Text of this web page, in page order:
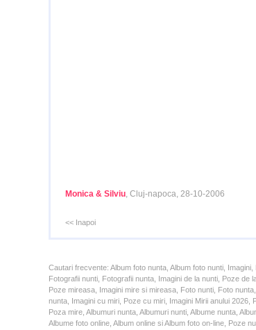
Monica & Silviu, Cluj-napoca, 28-10-2006
<< Inapoi
Cautari frecvente: Album foto nunta, Album foto nunti,
Fotografii nunti, Fotografii nunta, Imagini de la nunti, Poze
Poze mireasa, Imagini mire si mireasa, Foto nunti, Foto
nunta, Imagini cu miri, Poze cu miri, Imagini Mirii anului
Poza mire, Albumuri nunta, Albumuri nunti, Albume nunta,
Albume foto online, Album online si Album foto on-line, Poze